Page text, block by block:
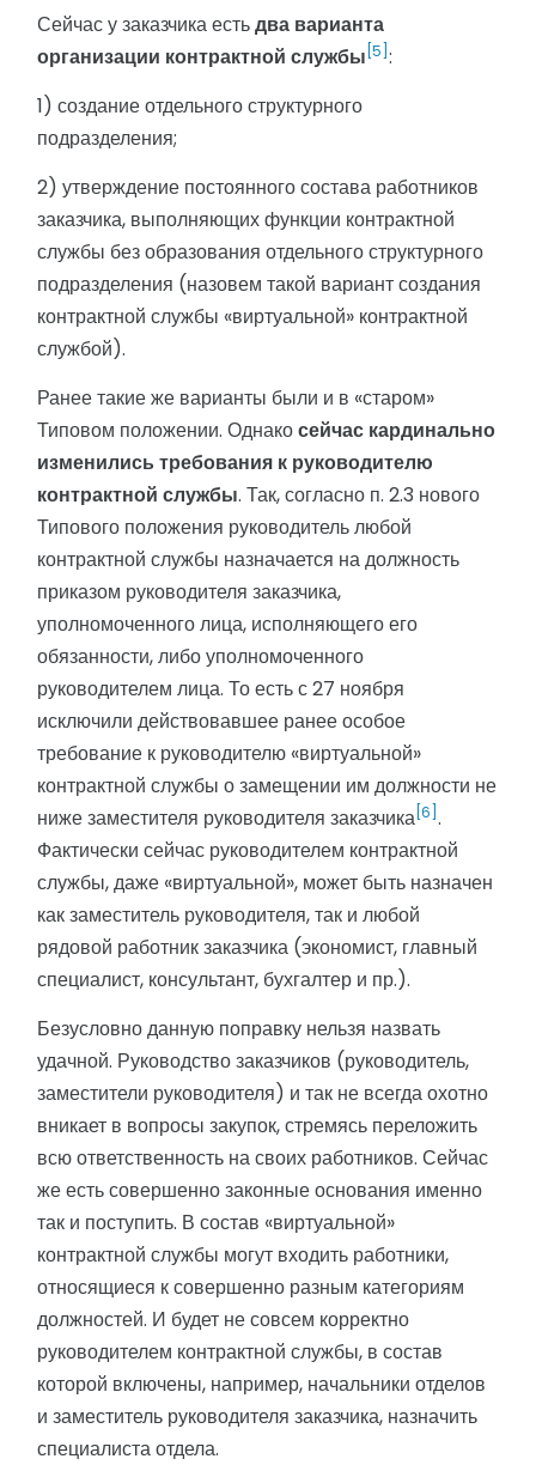
Сейчас у заказчика естьдва варианта
организации контрактной службы [5] :
1) создание отдельного структурного
подразделения;
2) утверждение постоянного состава работников
заказчика, выполняющих функции контрактной
службы без образования отдельного структурного
подразделения (назовем такой вариант создания
контрактной службы «виртуальной» контрактной
службой).
Ранее такие же варианты были и в «старом»
Типовом положении. Однакосейчас кардинально
изменились требования к руководителю
контрактной службы. Так, согласно п. 2.3 нового
Типового положения руководитель любой
контрактной службы назначается на должность
приказом руководителя заказчика,
уполномоченного лица, исполняющего его
обязанности, либо уполномоченного
руководителем лица. То есть с 27 ноября
исключили действовавшее ранее особое
требование к руководителю «виртуальной»
контрактной службы о замещении им должности не
ниже заместителя руководителя заказчика [6] .
Фактически сейчас руководителем контрактной
службы, даже «виртуальной», может быть назначен
как заместитель руководителя, так и любой
рядовой работник заказчика (экономист, главный
специалист, консультант, бухгалтер и пр.).
Безусловно данную поправку нельзя назвать
удачной. Руководство заказчиков (руководитель,
заместители руководителя) и так не всегда охотно
вникает в вопросы закупок, стремясь переложить
всю ответственность на своих работников. Сейчас
же есть совершенно законные основания именно
так и поступить. В состав «виртуальной»
контрактной службы могут входить работники,
относящиеся к совершенно разным категориям
должностей. И будет не совсем корректно
руководителем контрактной службы, в состав
которой включены, например, начальники отделов
и заместитель руководителя заказчика, назначить
специалиста отдела.